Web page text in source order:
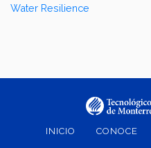
Water Resilience
INICIO CONOCE